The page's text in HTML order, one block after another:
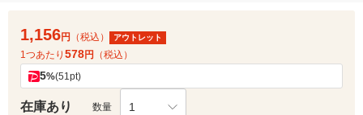
1,156円 （税込） アウトレット
1つあたり 578円 （税込）
5%(51pt)
在庫あり 数量 1